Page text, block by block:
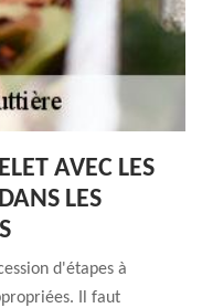
AVEC LES
LES
d'étapes à
Il faut